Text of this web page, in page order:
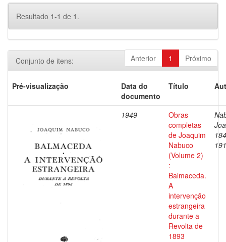
Resultado 1-1 de 1.
Anterior 1 Próximo
Conjunto de itens:
Pré-visualização
Data do
documento
Título
1949
Obras
completas
de Joaquim
Nabuco
(Volume 2)
:
Balmaceda.
A
intervenção
estrangeira
durante a
Revolta de
1893